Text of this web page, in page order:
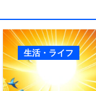
生活・ライフ